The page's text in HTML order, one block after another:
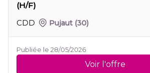
(H/F)
CDD
Pujaut (30)
Publiée le 28/05/2026
Voir l'offre